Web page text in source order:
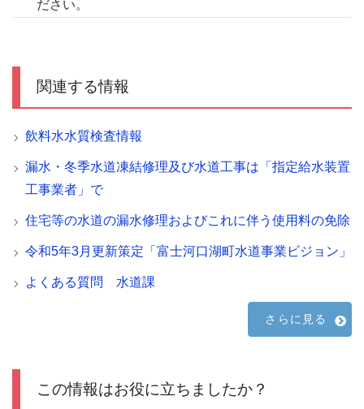
ださい。
関連する情報
飲料水水質検査情報
漏水・冬季水道凍結修理及び水道工事は「指定給水装置
工事業者」で
住宅等の水道の漏水修理およびこれに伴う使用料の免除
令和5年3月更新策定「富士河口湖町水道事業ビジョン」
よくある質問 水道課
さらに見る
この情報はお役に立ちましたか？